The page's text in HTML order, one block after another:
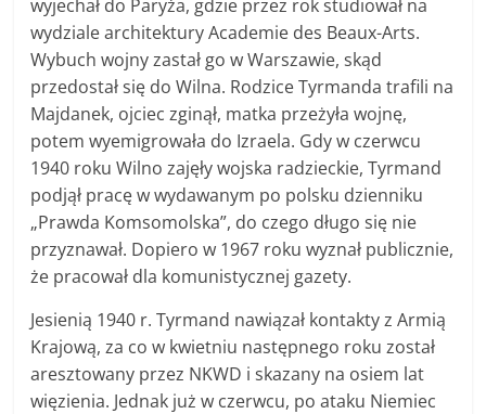
wyjechał do Paryża, gdzie przez rok studiował na
wydziale architektury Academie des Beaux-Arts.
Wybuch wojny zastał go w Warszawie, skąd
przedostał się do Wilna. Rodzice Tyrmanda trafili na
Majdanek, ojciec zginął, matka przeżyła wojnę,
potem wyemigrowała do Izraela. Gdy w czerwcu
1940 roku Wilno zajęły wojska radzieckie, Tyrmand
podjął pracę w wydawanym po polsku dzienniku
„Prawda Komsomolska”, do czego długo się nie
przyznawał. Dopiero w 1967 roku wyznał publicznie,
że pracował dla komunistycznej gazety.
Jesienią 1940 r. Tyrmand nawiązał kontakty z Armią
Krajową, za co w kwietniu następnego roku został
aresztowany przez NKWD i skazany na osiem lat
więzienia. Jednak już w czerwcu, po ataku Niemiec